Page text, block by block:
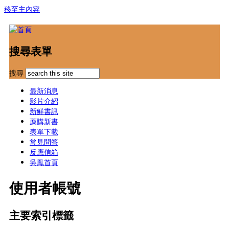
移至主內容
搜尋表單
搜尋
最新消息
影片介紹
新鮮書訊
薦購新書
表單下載
常見問答
反應信箱
吳鳳首頁
使用者帳號
主要索引標籤